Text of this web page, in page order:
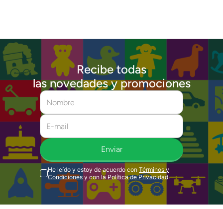
Recibe todas
las novedades y promociones
Enviar
He leído y estoy de acuerdo con Términos y
Condiciones y con la Política de Privacidad.